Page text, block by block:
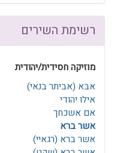
רשימת השירים
מוזיקה חסידית/יהודית
אבא (אביתר בנאי)
אילו יהודי
אם אשכחך
אשר ברא
אשר ברא (רגאיי)